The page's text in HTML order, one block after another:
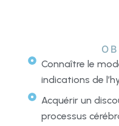
Connaître le
indications de
Acquérir un
processus